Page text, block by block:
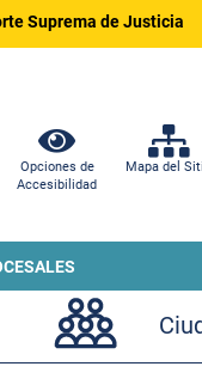
Suprema de Justicia
Opciones de
Accesibilidad
Mapa del